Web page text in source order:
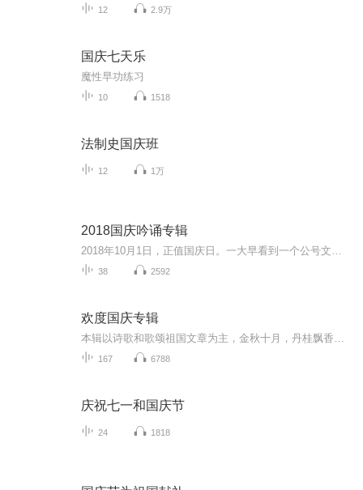
12 2.9万
国庆七天乐
魔性早功练习
10 1518
法制史国庆班
12 1万
2018国庆吟诵专辑
38 2592
欢度国庆专辑
167 6788
庆祝七一和国庆节
24 1818